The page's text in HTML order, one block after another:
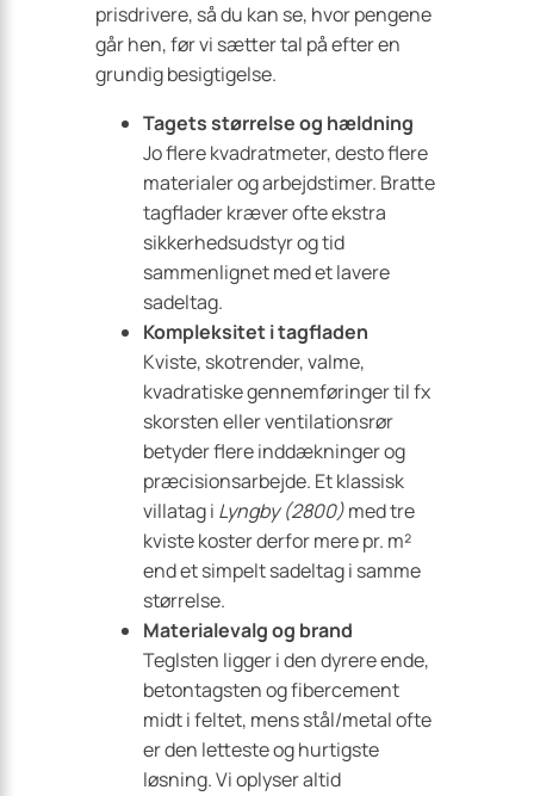
prisdrivere, så du kan se, hvor pengene
går hen, før vi sætter tal på efter en
grundig besigtigelse.
Tagets størrelse og hældning
Jo flere kvadratmeter, desto flere
materialer og arbejdstimer. Bratte
tagflader kræver ofte ekstra
sikkerhedsudstyr og tid
sammenlignet med et lavere
sadeltag.
Kompleksitet i tagfladen
Kviste, skotrender, valme,
kvadratiske gennemføringer til fx
skorsten eller ventilationsrør
betyder flere inddækninger og
præcisionsarbejde. Et klassisk
villatag i Lyngby (2800)med tre
kviste koster derfor mere pr. m²
end et simpelt sadeltag i samme
størrelse.
Materialevalg og brand
Teglsten ligger i den dyrere ende,
betontagsten og fibercement
midt i feltet, mens stål/metal ofte
er den letteste og hurtigste
løsning. Vi oplyser altid